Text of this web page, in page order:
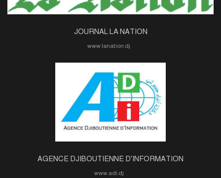
JOURNAL LA NATION
AGENCE DJIBOUTIENNE D'INFORMATION